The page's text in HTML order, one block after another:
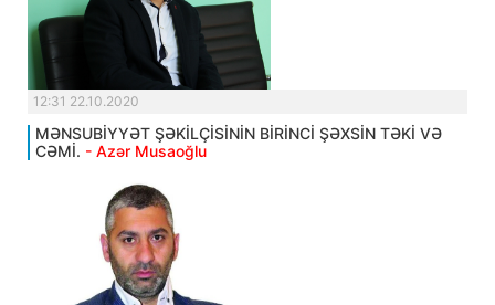
12:31 22.10.2020
MƏNSUBİYYƏT ŞƏKİLÇİSİNİN BİRİNCİ ŞƏXSİN TƏKİ VƏ
CƏMİ. - Azər Musaoğlu